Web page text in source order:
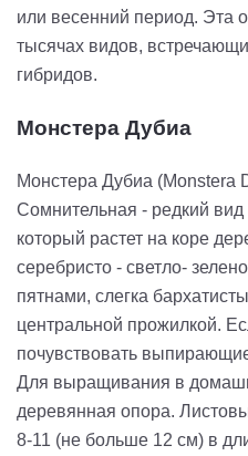
или весенний период. Эта
тысячах видов,
гибридов.
Монстера Дубиа
Монстера Дубиа (Monstera
Сомнительная - редкий
который растет на коре
серебристо - светло-
пятнами, слегка
центральной прожилкой.
почувствовать
Для выращивания в
деревянная опора.
8-11 (не больше 12 см) в